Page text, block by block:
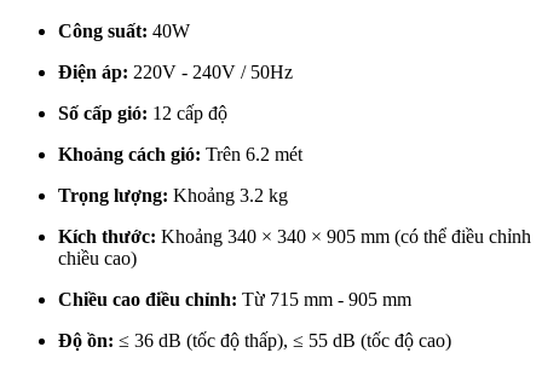
Công suất: 40W
Điện áp: 220V - 240V / 50Hz
Số cấp gió: 12 cấp độ
Khoảng cách gió: Trên 6.2 mét
Trọng lượng: Khoảng 3.2 kg
Kích thước: Khoảng 340 × 340 × 905 mm (có thể điều chỉnh
chiều cao)
Chiều cao điều chỉnh: Từ 715 mm - 905 mm
Độ ồn: ≤ 36 dB (tốc độ thấp), ≤ 55 dB (tốc độ cao)